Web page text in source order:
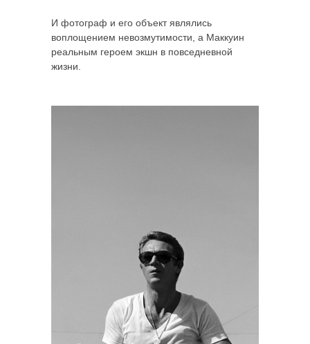
И фотограф и его объект являлись
воплощением невозмутимости, а Маккуин
реальным героем экшн в повседневной
жизни.